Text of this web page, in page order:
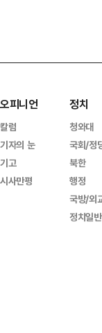
오피니언
칼럼
기자의 눈
기고
시사만평
정치
청와대
국회/정
북한
행정
국방/외
정치일반